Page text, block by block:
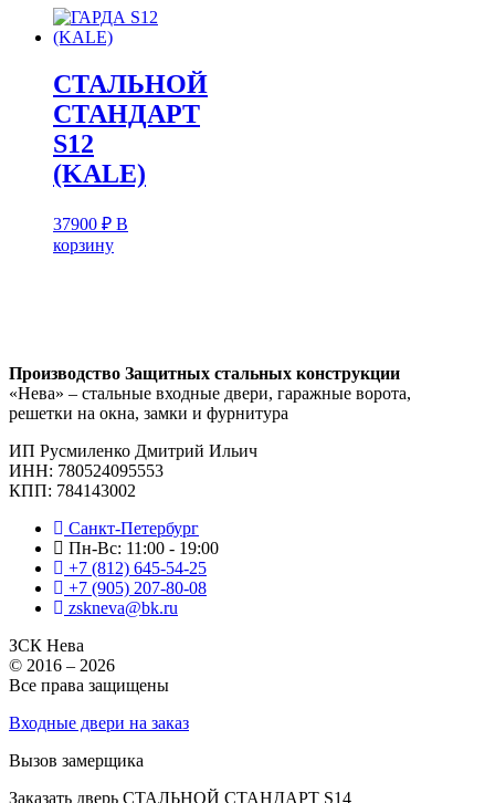
СТАЛЬНОЙ
СТАНДАРТ
S12
(KALE)
37900 ₽ В
корзину
Производство Защитных стальных конструкции
«Нева» – стальные входные двери, гаражные ворота,
решетки на окна, замки и фурнитура
ИП Русмиленко Дмитрий Ильич
ИНН: 780524095553
КПП: 784143002
Санкт-Петербург
Пн-Вс: 11:00 - 19:00
+7 (812) 645-54-25
+7 (905) 207-80-08
zskneva@bk.ru
ЗСК Нева
© 2016 – 2026
Все права защищены
Входные двери на заказ
Вызов замерщика
Заказать дверь СТАЛЬНОЙ СТАНДАРТ S14